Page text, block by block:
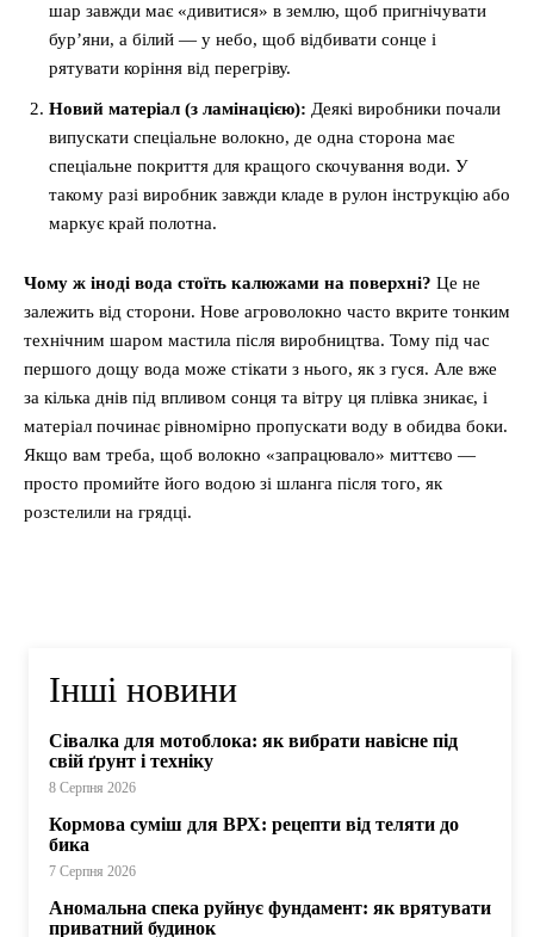
шар завжди має «дивитися» в землю, щоб пригнічувати
бур’яни, а білий — у небо, щоб відбивати сонце і
рятувати коріння від перегріву.
Новий матеріал (з ламінацією): Деякі виробники почали
випускати спеціальне волокно, де одна сторона має
спеціальне покриття для кращого скочування води. У
такому разі виробник завжди кладе в рулон інструкцію або
маркує край полотна.
Чому ж іноді вода стоїть калюжами на поверхні? Це не
залежить від сторони. Нове агроволокно часто вкрите тонким
технічним шаром мастила після виробництва. Тому під час
першого дощу вода може стікати з нього, як з гуся. Але вже
за кілька днів під впливом сонця та вітру ця плівка зникає, і
матеріал починає рівномірно пропускати воду в обидва боки.
Якщо вам треба, щоб волокно «запрацювало» миттєво —
просто промийте його водою зі шланга після того, як
розстелили на грядці.
Інші новини
Сівалка для мотоблока: як вибрати навісне під
свій ґрунт і техніку
8 Серпня 2026
Кормова суміш для ВРХ: рецепти від теляти до
бика
7 Серпня 2026
Аномальна спека руйнує фундамент: як врятувати
приватний будинок